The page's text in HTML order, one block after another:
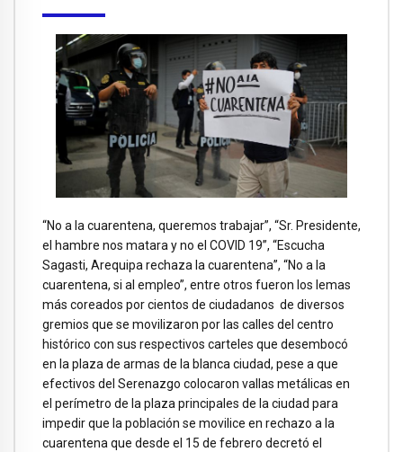
“No a la cuarentena, queremos trabajar”, “Sr. Presidente,
el hambre nos matara y no el COVID 19”, “Escucha
Sagasti, Arequipa rechaza la cuarentena”, “No a la
cuarentena, si al empleo”, entre otros fueron los lemas
más coreados por cientos de ciudadanos de diversos
gremios que se movilizaron por las calles del centro
histórico con sus respectivos carteles que desembocó
en la plaza de armas de la blanca ciudad, pese a que
efectivos del Serenazgo colocaron vallas metálicas en
el perímetro de la plaza principales de la ciudad para
impedir que la población se movilice en rechazo a la
cuarentena que desde el 15 de febrero decretó el